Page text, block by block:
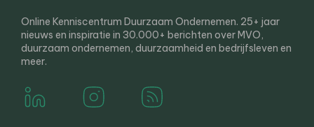
Online Kenniscentrum Duurzaam Ondernemen. 25+ jaar
nieuws en inspiratie in 30.000+ berichten over MVO,
duurzaam ondernemen, duurzaamheid en bedrijfsleven en
meer.